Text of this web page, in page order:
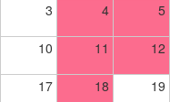
3 4 5
10 11 12
17 18 19